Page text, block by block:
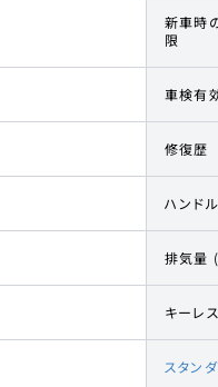
新車時
限
車検有
修復歴
ハンド
排気量
キーレ
スタン